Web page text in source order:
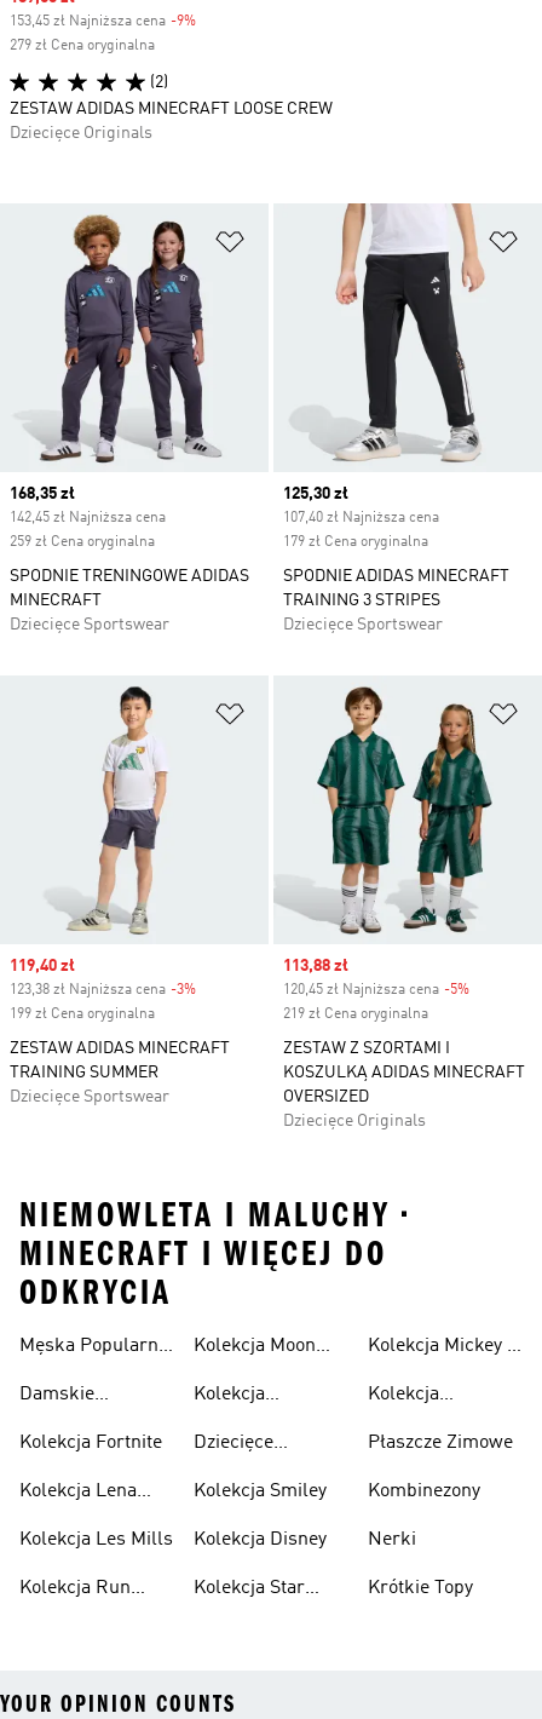
Dodaj do listy życzeń
Current price
168,35 zł
142,45 zł Najniższa cena
259 zł Cena oryginalna
SPODNIE TRENINGOWE ADIDAS
MINECRAFT
Dziecięce Sportswear
Current price
125,30 zł
107,40 zł Najniższa cena
179 zł Cena oryginalna
SPODNIE ADIDAS MINECRAFT
TRAINING 3 STRIPES
Dziecięce Sportswear
Dodaj do listy życzeń
Sale price
119,40 zł
123,38 zł Najniższa cena -3%
199 zł Cena oryginalna
ZESTAW ADIDAS MINECRAFT
TRAINING SUMMER
Dziecięce Sportswear
Sale price
113,88 zł
120,45 zł Najniższa cena -5%
219 zł Cena oryginalna
ZESTAW Z SZORTAMI I
KOSZULKĄ ADIDAS MINECRAFT
OVERSIZED
Dziecięce Originals
153,45 zł Najniższa cena -9%
279 zł Cena oryginalna
(2)
ZESTAW ADIDAS MINECRAFT LOOSE CREW
Dziecięce Originals
NIEMOWLETA I MALUCHY •
MINECRAFT I WIĘCEJ DO
ODKRYCIA
Męska Popularne
Damskie
Kolekcja
Kolekcja Fortnite
Kolekcja Lena
Kolekcja Les Mills
Kolekcja Run
Kolekcja Moon
Kolekcja
Dziecięce
Kolekcja
Kolekcja Smiley
Kolekcja Disney
Kolekcja Star
Kolekcja Mickey &
Kolekcja
Płaszcze Zimowe
Kombinezony
Nerki
Krótkie Topy
YOUR OPINION COUNTS